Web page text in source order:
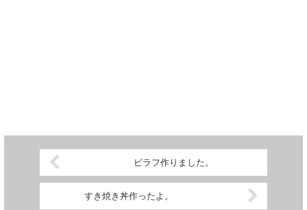
ピラフ作りました。
すき焼き丼作ったよ。